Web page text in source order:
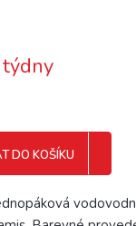
DO KOŠÍKU